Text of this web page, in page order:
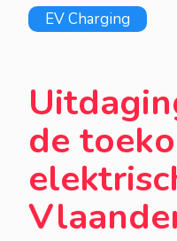
EV Charging
de